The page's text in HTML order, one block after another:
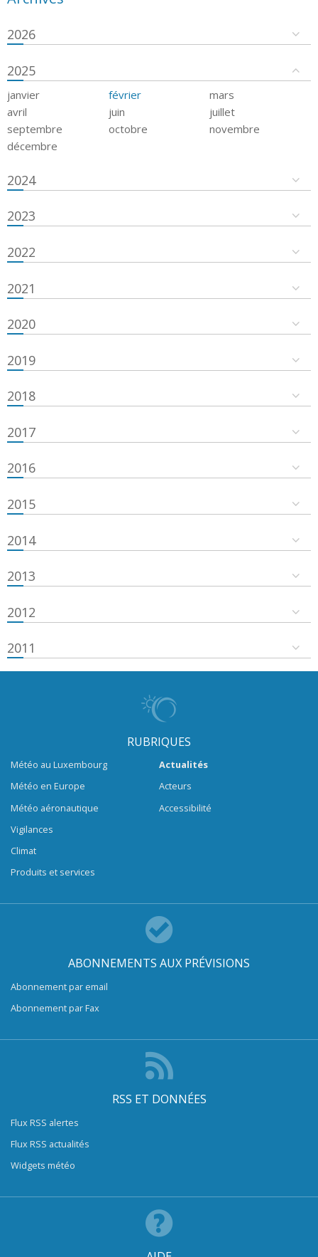
2026
2025
janvier février
mars
avril
juin
juillet
septembre
octobre
novembre
décembre
2024
2023
2022
2021
2020
2019
2018
2017
2016
2015
2014
2013
2012
2011
RUBRIQUES
Météo au Luxembourg
Météo en Europe
Météo aéronautique
Vigilances
Climat
Produits et services
Actualités
Acteurs
Accessibilité
ABONNEMENTS AUX PRÉVISIONS
Abonnement par email
Abonnement par Fax
RSS ET DONNÉES
Flux RSS alertes
Flux RSS actualités
Widgets météo